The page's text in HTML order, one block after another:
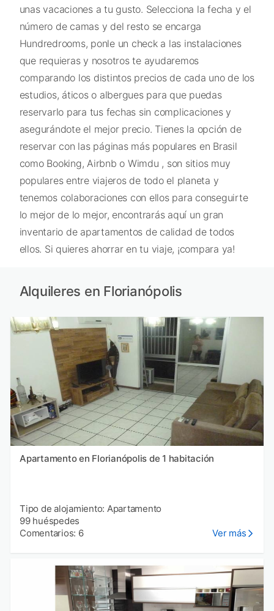
unas vacaciones a tu gusto. Selecciona la fecha y el
número de camas y del resto se encarga
Hundredrooms, ponle un check a las instalaciones
que requieras y nosotros te ayudaremos
comparando los distintos precios de cada uno de los
estudios, áticos o albergues para que puedas
reservarlo para tus fechas sin complicaciones y
asegurándote el mejor precio. Tienes la opción de
reservar con las páginas más populares en Brasil
como Booking, Airbnb o Wimdu , son sitios muy
populares entre viajeros de todo el planeta y
tenemos colaboraciones con ellos para conseguirte
lo mejor de lo mejor, encontrarás aquí un gran
inventario de apartamentos de calidad de todos
ellos. Si quieres ahorrar en tu viaje, ¡compara ya!
Alquileres en Florianópolis
Apartamento en Florianópolis de 1 habitación
Tipo de alojamiento: Apartamento
99 huéspedes
Comentarios: 6
Ver más